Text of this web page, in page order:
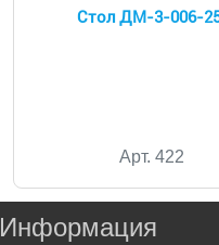
Стол ДМ-3-006-
Арт. 422
Информация